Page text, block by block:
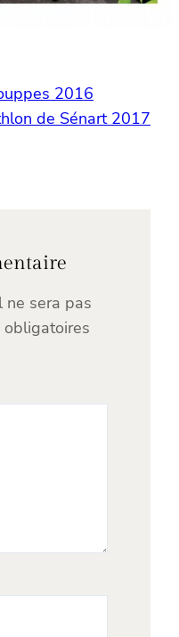
2016
de Sénart 2017
ne sera pas
obligatoires